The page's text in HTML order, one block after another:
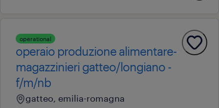
operational
operaio produzione alimentare-
magazzinieri gatteo/longiano -
f/m/nb
gatteo, emilia-romagna